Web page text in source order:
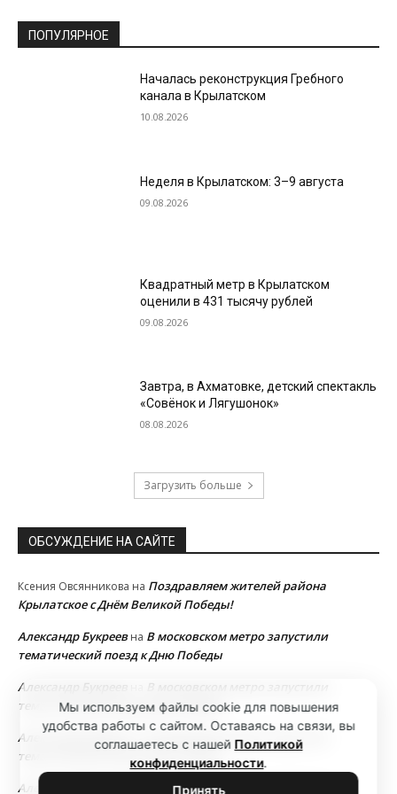
ПОПУЛЯРНОЕ
Началась реконструкция Гребного
канала в Крылатском
10.08.2026
Неделя в Крылатском: 3–9 августа
09.08.2026
Квадратный метр в Крылатском
оценили в 431 тысячу рублей
09.08.2026
Завтра, в Ахматовке, детский спектакль
«Совёнок и Лягушонок»
08.08.2026
Загрузить больше
ОБСУЖДЕНИЕ НА САЙТЕ
Ксения Овсянникова на Поздравляем жителей района
Крылатское с Днём Великой Победы!
Александр Букреевна В московском метро запустили
тематический поезд к Дню Победы
Александр Букреев
В московском метро запустили
тематический поезд к Дню Победы
Александр Букреев
В московском метро запустили
тематический поезд к Дню Победы
Александр Букреев
В московском метро запустили
Мы используем файлы cookie для повышения
удобства работы с сайтом. Оставаясь на связи, вы
соглашаетесь с нашей Политикой
конфиденциальности.
Принять